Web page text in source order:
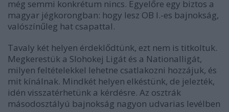
még semmi konkrétum nincs. Egyelőre egy biztos a
magyar jégkorongban: hogy lesz OB I.-es bajnokság,
valószínűleg hat csapattal.
Tavaly két helyen érdeklődtünk, ezt nem is titkoltuk.
Megkerestük a Slohokej Ligát és a Nationalligát,
milyen feltételekkel lehetne csatlakozni hozzájuk, és
mit kínálnak. Mindkét helyen elkéstünk, de jelezték,
idén visszatérhetünk a kérdésre. Az osztrák
másodosztályú bajnokság nagyon udvarias levélben